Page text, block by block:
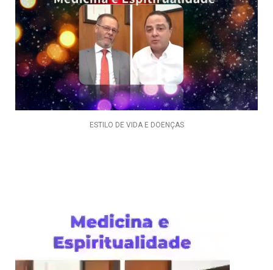
ESTILO DE VIDA E DOENÇAS